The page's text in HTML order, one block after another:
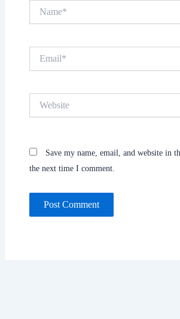
Save my name, email, and website in
the next time I comment.